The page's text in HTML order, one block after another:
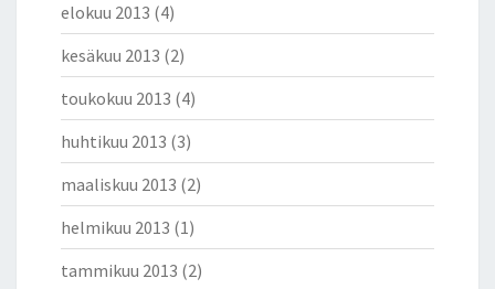
elokuu 2013 (4)
kesäkuu 2013 (2)
toukokuu 2013 (4)
huhtikuu 2013 (3)
maaliskuu 2013 (2)
helmikuu 2013 (1)
tammikuu 2013 (2)